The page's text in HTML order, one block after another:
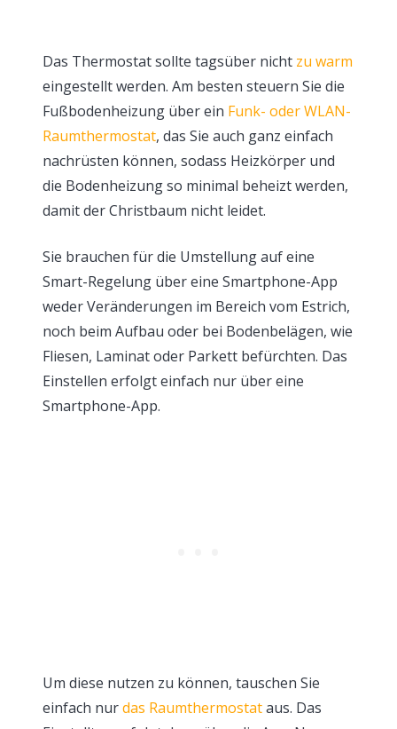
Das Thermostat sollte tagsüber nicht zu warm
eingestellt werden. Am besten steuern Sie die
Fußbodenheizung über ein Funk- oder WLAN-
Raumthermostat, das Sie auch ganz einfach
nachrüsten können, sodass Heizkörper und
die Bodenheizung so minimal beheizt werden,
damit der Christbaum nicht leidet.
Sie brauchen für die Umstellung auf eine
Smart-Regelung über eine Smartphone-App
weder Veränderungen im Bereich vom Estrich,
noch beim Aufbau oder bei Bodenbelägen, wie
Fliesen, Laminat oder Parkett befürchten. Das
Einstellen erfolgt einfach nur über eine
Smartphone-App.
Um diese nutzen zu können, tauschen Sie
einfach nurdas Raumthermostataus. Das